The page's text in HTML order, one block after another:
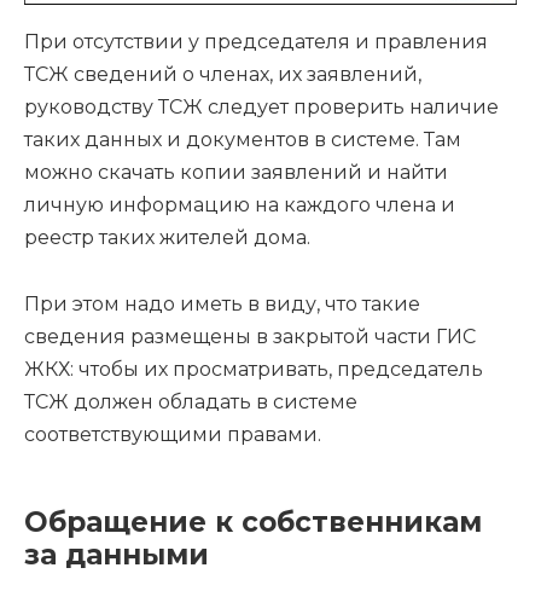
При отсутствии у председателя и правления
ТСЖ сведений о членах, их заявлений,
руководству ТСЖ следует проверить наличие
таких данных и документов в системе. Там
можно скачать копии заявлений и найти
личную информацию на каждого члена и
реестр таких жителей дома.
При этом надо иметь в виду, что такие
сведения размещены в закрытой части ГИС
ЖКХ: чтобы их просматривать, председатель
ТСЖ должен обладать в системе
соответствующими правами.
Обращение к собственникам
за данными